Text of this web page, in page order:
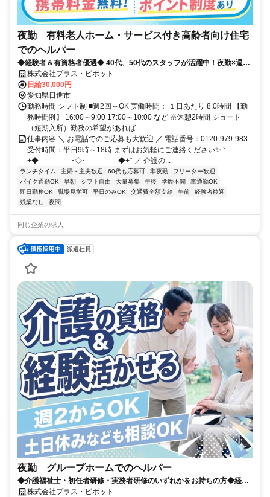
夜勤 有料老人ホーム・サービス付き高齢者向け住宅
でのヘルパー
◆経験者＆有資格者優遇◆ 40代、50代のスタッフが活躍中！夜勤×週2
回～OK★ プラス・ピボット独自の福利厚生が多数！
株式会社プラス・ピボット
日給30,000円
愛知県日進市
勤務時間 シフト制 ■週2回～OK 実働時間： １日あたり 8.0時間 【勤
務時間例】 16:00～9:00 17:00～10:00 など ※休憩2時間 ショート
（短期入所）勤務の希望があれば...
仕事内容 ＼ お電話でのご応募も大歓迎 ／ 電話番号：0120-979-983
受付時間：平日9時～18時 まずはお気軽にご連絡ください✨ °
+◆──────･◇･──────◆+° ／ 介護の...
ランチタイム 主婦・主夫歓迎 60代も応募可 準夜勤
フリーター歓迎
バイク通勤OK
早朝 シフト自由 大量募集 午後 学歴不問
車通勤OK
即日勤務OK
職場見学可 平日のみOK 交通費全額支給 午前
経験者歓迎
残業なし
夜間
同じ企業の求人
派遣社員
夜勤 グループホームでのヘルパー
◆介護福祉士・初任者研修・実務者研修のいずれかをお持ちの方◆経験
者＆有資格者優遇✨週2からシフト相談OK！
株式会社プラス・ピボット